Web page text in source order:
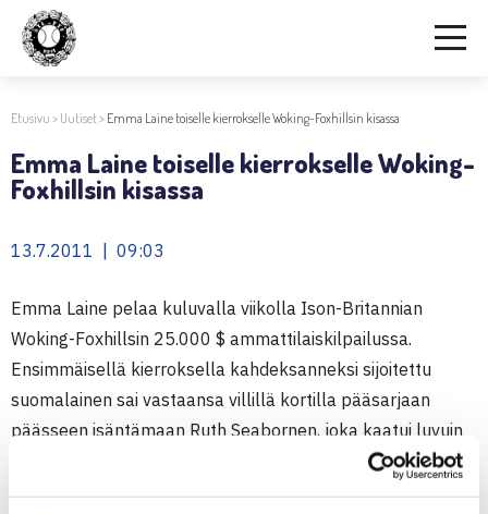
Etusivu > Uutiset> Emma Laine toiselle kierrokselle Woking-Foxhillsin kisassa
Emma Laine toiselle kierrokselle Woking-
Foxhillsin kisassa
13.7.2011 | 09:03
Emma Laine pelaa kuluvalla viikolla Ison-Britannian
Woking-Foxhillsin 25.000 $ ammattilaiskilpailussa.
Ensimmäisellä kierroksella kahdeksanneksi sijoitettu
suomalainen sai vastaansa villillä kortilla pääsarjaan
päässeen isäntämaan Ruth Seabornen, joka kaatui luvuin
6-4,6-4. Toisen kierroksen vastustaja on Catalina Pella
(ARG).